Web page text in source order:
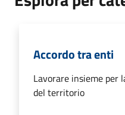
Accordo tra enti
Lavorare insieme per
del territorio